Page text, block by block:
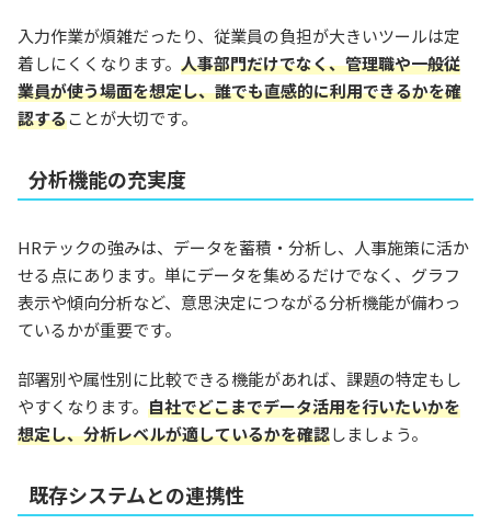
入力作業が煩雑だったり、従業員の負担が大きいツールは定
着しにくくなります。 人事部門だけでなく、管理職や一般従
業員が使う場面を想定し、誰でも直感的に利用できるかを確
認することが大切です。
分析機能の充実度
HRテックの強みは、データを蓄積・分析し、人事施策に活か
せる点にあります。単にデータを集めるだけでなく、グラフ
表示や傾向分析など、意思決定につながる分析機能が備わっ
ているかが重要です。
部署別や属性別に比較できる機能があれば、課題の特定もし
やすくなります。 自社でどこまでデータ活用を行いたいかを
想定し、分析レベルが適しているかを確認しましょう。
既存システムとの連携性